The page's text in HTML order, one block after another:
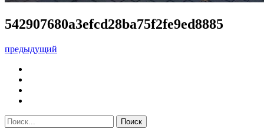
542907680a3efcd28ba75f2fe9ed8885
предыдущий